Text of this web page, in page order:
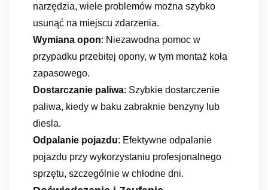
narzędzia, wiele problemów można szybko
usunąć na miejscu zdarzenia.
Wymiana opon: Niezawodna pomoc w
przypadku przebitej opony, w tym montaż koła
zapasowego.
Dostarczanie paliwa: Szybkie dostarczenie
paliwa, kiedy w baku zabraknie benzyny lub
diesla.
Odpalanie pojazdu: Efektywne odpalanie
pojazdu przy wykorzystaniu profesjonalnego
sprzętu, szczególnie w chłodne dni.